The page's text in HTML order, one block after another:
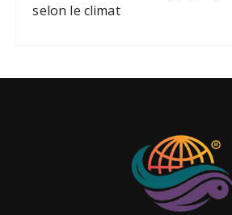
selon le climat